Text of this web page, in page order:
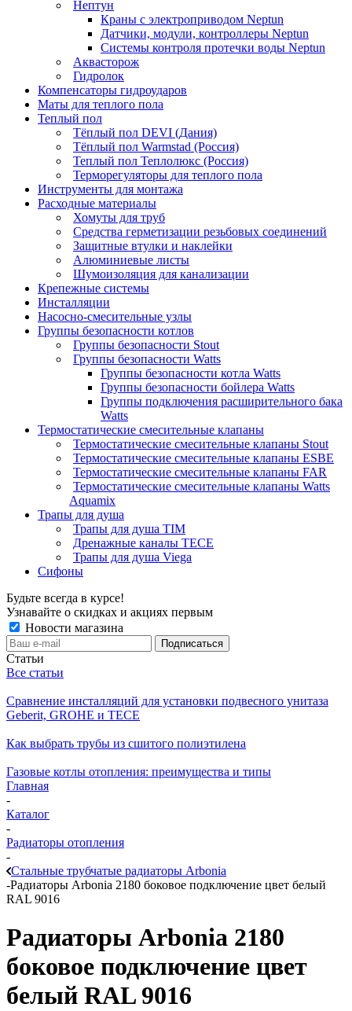
Нептун
Краны с электроприводом Neptun
Датчики, модули, контроллеры Neptun
Системы контроля протечки воды Neptun
Аквасторож
Гидролок
Компенсаторы гидроударов
Маты для теплого пола
Теплый пол
Тёплый пол DEVI (Дания)
Тёплый пол Warmstad (Россия)
Теплый пол Теплолюкс (Россия)
Терморегуляторы для теплого пола
Инструменты для монтажа
Расходные материалы
Хомуты для труб
Средства герметизации резьбовых соединений
Защитные втулки и наклейки
Алюминиевые листы
Шумоизоляция для канализации
Крепежные системы
Инсталляции
Насосно-смесительные узлы
Группы безопасности котлов
Группы безопасности Stout
Группы безопасности Watts
Группы безопасности котла Watts
Группы безопасности бойлера Watts
Группы подключения расширительного бака
Watts
Термостатические смесительные клапаны
Термостатические смесительные клапаны Stout
Термостатические смесительные клапаны ESBE
Термостатические смесительные клапаны FAR
Термостатические смесительные клапаны Watts
Aquamix
Трапы для душа
Трапы для душа TIM
Дренажные каналы TECE
Трапы для душа Viega
Сифоны
Будьте всегда в курсе!
Узнавайте о скидках и акциях первым
Новости магазина
Статьи
Все статьи
Сравнение инсталляций для установки подвесного унитаза
Geberit, GROHE и TECE
Как выбрать трубы из сшитого полиэтилена
Газовые котлы отопления: преимущества и типы
Главная
-
Каталог
-
Радиаторы отопления
-
Стальные трубчатые радиаторы Arbonia
-Радиаторы Arbonia 2180 боковое подключение цвет белый
RAL 9016
Радиаторы Arbonia 2180
боковое подключение цвет
белый RAL 9016